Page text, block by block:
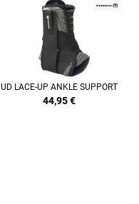
UD LACE-UP ANKLE SUPPORT
44,95€